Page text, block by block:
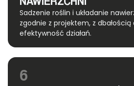
Sadzenie roślin i układanie
zgodnie z projektem, z dbałością
efektywność działań.
6